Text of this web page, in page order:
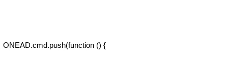
ONEAD.cmd.push(function () {